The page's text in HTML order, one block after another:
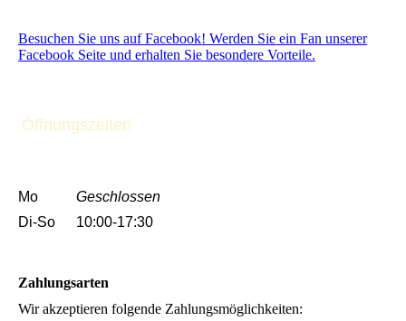
Besuchen Sie uns auf Facebook! Werden Sie ein Fan unserer
Facebook Seite und erhalten Sie besondere Vorteile.
Öffnungszeiten
Mo
Geschlossen
Di-So
10:00-17:30
Zahlungsarten
Wir akzeptieren folgende Zahlungsmöglichkeiten: